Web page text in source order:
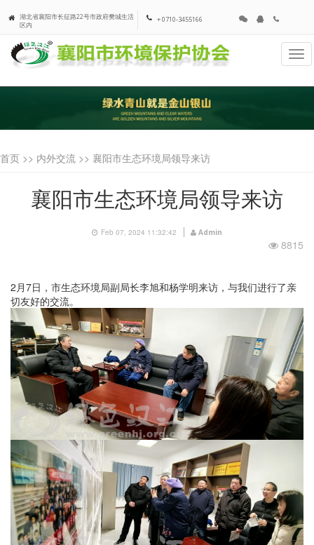
湖北省襄阳市长征路22号市政府樊城生活
区内
+ 0710-3455166
首页 >> 内外交流 >> 襄阳市生态环境局领导来访
襄阳市生态环境局领导来访
Feb 07, 2024 11:32:42 Admin
8815
2月7日，市生态环境局副局长李旭和杨学明来访，与我们进行了亲
切友好的交流。